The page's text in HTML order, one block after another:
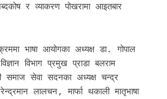
र व्याकरण पोखरामा आइतबार
भाषा आयोगका अध्यक्ष डा. गोपाल
विभाग प्रमुख प्राडा बलराम
समाज सेवा सदनका अध्यक्ष चन्द्र
लालचन, मार्फा थकाली मातृभाषा